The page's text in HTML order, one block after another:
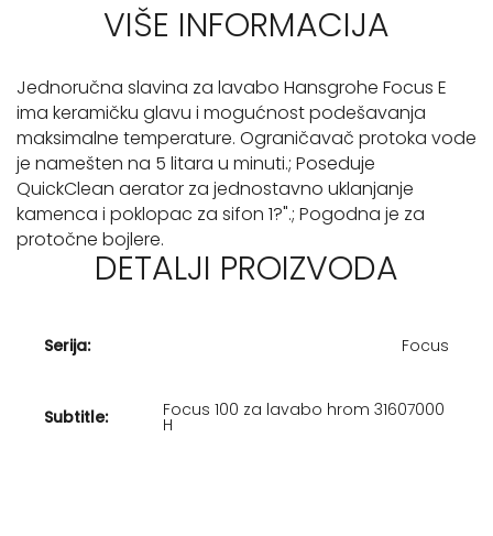
VIŠE INFORMACIJA
Jednoručna slavina za lavabo Hansgrohe Focus E
ima keramičku glavu i mogućnost podešavanja
maksimalne temperature. Ograničavač protoka vode
je namešten na 5 litara u minuti.; Poseduje
QuickClean aerator za jednostavno uklanjanje
kamenca i poklopac za sifon 1?".; Pogodna je za
protočne bojlere.
DETALJI PROIZVODA
Serija: Focus
Subtitle: Focus 100 za lavabo hrom 31607000
H